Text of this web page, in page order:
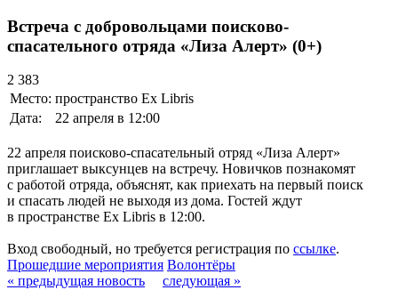
Встреча с добровольцами поисково-
спасательного отряда «Лиза Алерт» (0+)
2 383
Место: пространство Ex Libris
Дата:
22 апреля в 12:00
22 апреля поисково-спасательный отряд «Лиза Алерт»
приглашает выксунцев на встречу. Новичков познакомят
с работой отряда, объяснят, как приехать на первый поиск
и спасать людей не выходя из дома. Гостей ждут
в пространстве Ex Libris в 12:00.
Вход свободный, но требуется регистрация по ссылке.
Прошедшие мероприятия Волонтёры
« предыдущая новость
следующая »